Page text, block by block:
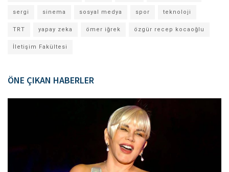
sergi sinema sosyal medya spor teknoloji
TRT yapay zeka ömer iğrek özgür recep kocaoğlu
İletişim Fakültesi
ÖNE ÇIKAN HABERLER